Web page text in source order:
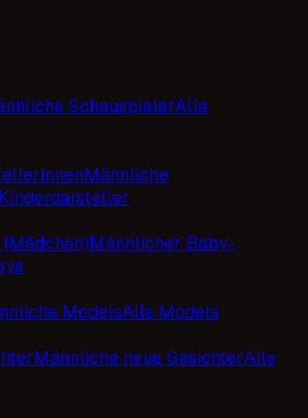
SchauspielerAlle
Männliche
Männlicher Baby-
ModelsAlle Models
Männliche neue GesichterAlle